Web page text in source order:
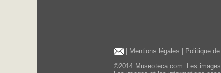
Mentions légales
Politique
©2014 Museoteca.com. Les